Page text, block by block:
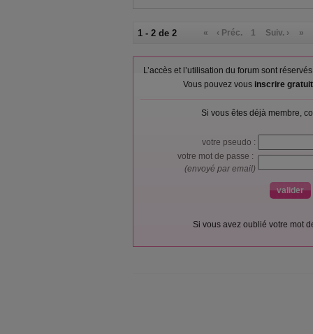
1 - 2 de 2 « ‹ Préc. 1 Suiv. › »
L’accès et l’utilisation du forum sont
Vous pouvez vous inscrire
Si vous êtes déjà membre,
votre pseudo :
votre mot de passe :
(envoyé par email)
Si vous avez oublié votre mot